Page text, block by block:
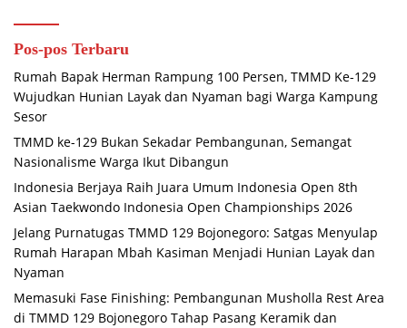
Pos-pos Terbaru
Rumah Bapak Herman Rampung 100 Persen, TMMD Ke-129
Wujudkan Hunian Layak dan Nyaman bagi Warga Kampung
Sesor
TMMD ke-129 Bukan Sekadar Pembangunan, Semangat
Nasionalisme Warga Ikut Dibangun
Indonesia Berjaya Raih Juara Umum Indonesia Open 8th
Asian Taekwondo Indonesia Open Championships 2026
Jelang Purnatugas TMMD 129 Bojonegoro: Satgas Menyulap
Rumah Harapan Mbah Kasiman Menjadi Hunian Layak dan
Nyaman
Memasuki Fase Finishing: Pembangunan Musholla Rest Area
di TMMD 129 Bojonegoro Tahap Pasang Keramik dan